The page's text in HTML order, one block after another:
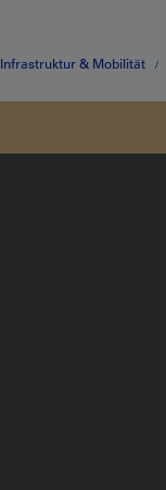
Infrastruktur & Mobilität